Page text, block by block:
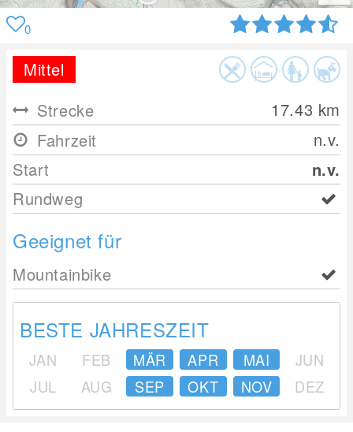
0
Mittel
Strecke
17.43 km
Fahrzeit
n.v.
Start
n.v.
Rundweg
Geeignet für
Mountainbike
BESTE JAHRESZEIT
JAN FEB MÄR APR MAI
JUN
JUL
AUG SEP OKT NOV DEZ